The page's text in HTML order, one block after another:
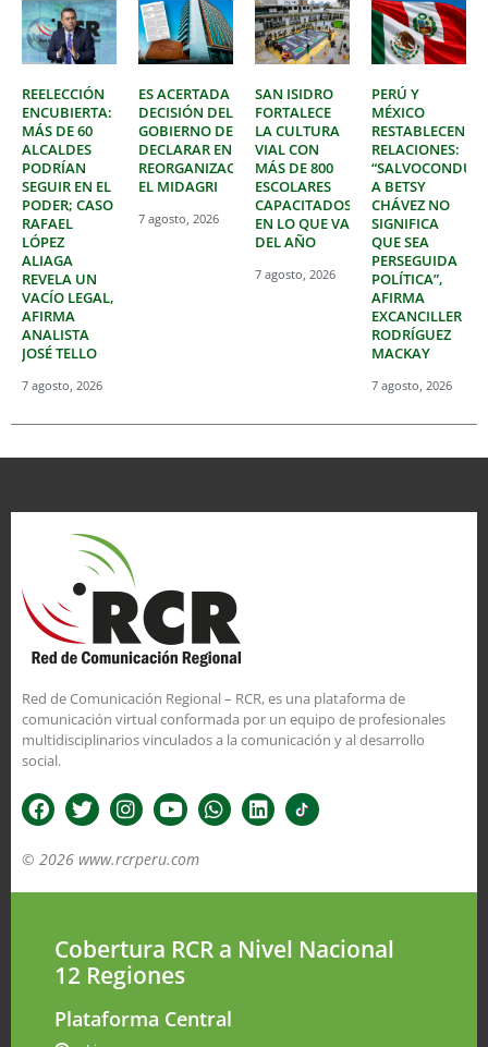
REELECCIÓN
ENCUBIERTA:
MÁS DE 60
ALCALDES
PODRÍAN
SEGUIR EN EL
PODER; CASO
RAFAEL
LÓPEZ
ALIAGA
REVELA UN
VACÍO LEGAL,
AFIRMA
ANALISTA
JOSÉ TELLO
7 agosto, 2026
ES ACERTADA
DECISIÓN DEL
GOBIERNO DE
DECLARAR EN
REORGANIZACIÓN
EL MIDAGRI
7 agosto, 2026
SAN ISIDRO
FORTALECE
LA CULTURA
VIAL CON
MÁS DE 800
ESCOLARES
CAPACITADOS
EN LO QUE VA
DEL AÑO
7 agosto, 2026
PERÚ Y
MÉXICO
RESTABLECEN
RELACIONES:
A BETSY
CHÁVEZ NO
SIGNIFICA
QUE SEA
PERSEGUIDA
POLÍTICA”,
AFIRMA
EXCANCILLER
RODRÍGUEZ
MACKAY
7 agosto, 2026
Red de Comunicación Regional – RCR, es una plataforma de
comunicación virtual conformada por un equipo de profesionales
multidisciplinarios vinculados a la comunicación y al desarrollo
social.
© 2026 www.rcrperu.com
Cobertura RCR a Nivel Nacional
12 Regiones
Plataforma Central